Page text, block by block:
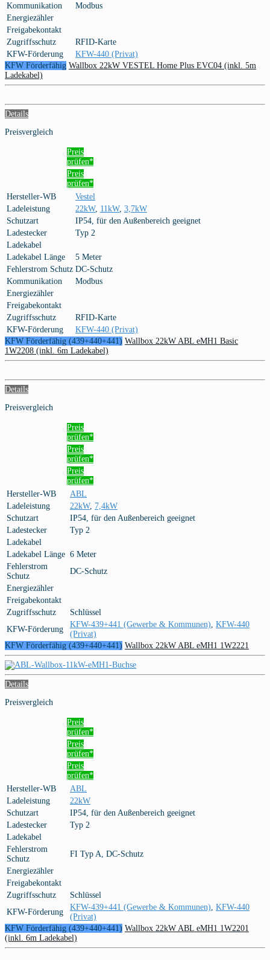
Kommunikation
Modbus
Energiezähler
Freigabekontakt
Zugriffsschutz
RFID-Karte
KFW-Förderung
KFW-440 (Privat)
KFW Förderfähig Wallbox 22kW VESTEL Home Plus EVC04 (inkl. 5m
Ladekabel)
Details
Preisvergleich
Preis
prüfen*
Preis
prüfen*
Hersteller-WB
Vestel
Ladeleistung
22kW, 11kW, 3,7kW
Schutzart
IP54, für den Außenbereich geeignet
Ladestecker
Typ 2
Ladekabel
Ladekabel Länge
5 Meter
Fehlerstrom Schutz DC-Schutz
Kommunikation
Modbus
Energiezähler
Freigabekontakt
Zugriffsschutz
RFID-Karte
KFW-Förderung
KFW-440 (Privat)
KFW Förderfähig (439+440+441) Wallbox 22kW ABL eMH1 Basic
1W2208 (inkl. 6m Ladekabel)
Details
Preisvergleich
Preis
prüfen*
Preis
prüfen*
Preis
prüfen*
Hersteller-WB
ABL
Ladeleistung
22kW, 7,4kW
Schutzart
IP54, für den Außenbereich geeignet
Ladestecker
Typ 2
Ladekabel
Ladekabel Länge 6 Meter
Fehlerstrom
Schutz
DC-Schutz
Energiezähler
Freigabekontakt
Zugriffsschutz
Schlüssel
KFW-Förderung
KFW-439+441 (Gewerbe & Kommunen) KFW-440
(Privat)
KFW Förderfähig (439+440+441) Wallbox 22kW ABL eMH1 1W2221
Details
Preisvergleich
Preis
prüfen*
Preis
prüfen*
Preis
prüfen*
Hersteller-WB
ABL
Ladeleistung
22kW
Schutzart
IP54, für den Außenbereich geeignet
Ladestecker
Typ 2
Ladekabel
Fehlerstrom
Schutz
FI Typ A, DC-Schutz
Energiezähler
Freigabekontakt
Zugriffsschutz
Schlüssel
KFW-Förderung
KFW-439+441 (Gewerbe & Kommunen) KFW-440
(Privat)
KFW Förderfähig (439+440+441) Wallbox 22kW ABL eMH1 1W2201
(inkl. 6m Ladekabel)